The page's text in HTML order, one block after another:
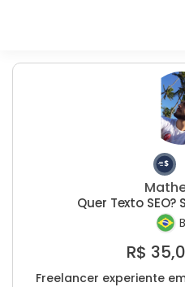
Quer Texto
R$
Freelancer experiente